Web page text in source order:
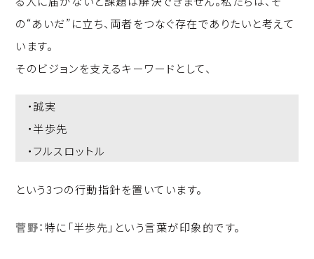
の“あいだ”に立ち、両者をつなぐ存在でありたいと考えて
います。
そのビジョンを支えるキーワードとして、
・誠実
・半歩先
・フルスロットル
という3つの行動指針を置いています。
菅野：特に「半歩先」という言葉が印象的です。